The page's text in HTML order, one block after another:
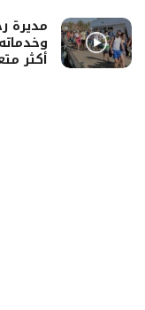
مديرة
أكثر